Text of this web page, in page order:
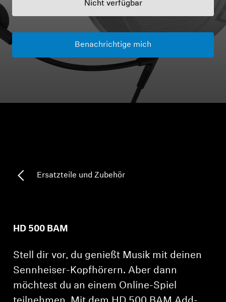
Kopfhörer-Ersatzteile & Zubehör
Hearing
AMBEO Soundbars und Subs
AMBEO entdecken
AMBEO Ersatzteile & Zubehör
Nicht verfügbar
Benachrichtige mich
Ersatzteile und Zubehör
HD 500 BAM
Stell dir vor, du genießt Musik mit deinen
Sennheiser-Kopfhörern. Aber dann
möchtest du an einem Online-Spiel